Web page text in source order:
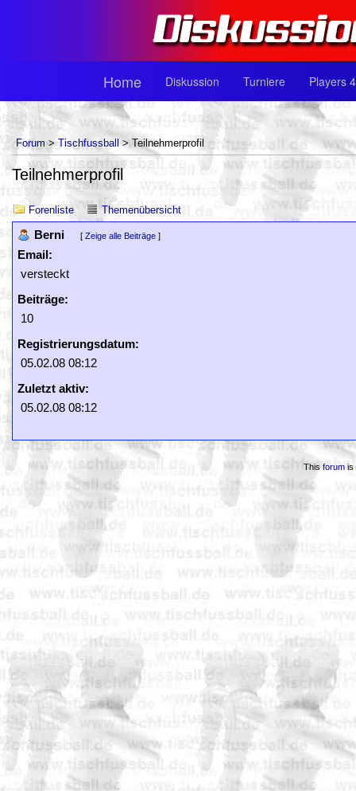
Home Diskussion Turniere Players
Forum > Tischfussball > Teilnehmerprofil
Teilnehmerprofil
Forenliste Themenübersicht
Berni [ Zeige alle Beiträge ]
Email:
versteckt
Beiträge:
10
Registrierungsdatum:
05.02.08 08:12
Zuletzt aktiv:
05.02.08 08:12
Thisforumis